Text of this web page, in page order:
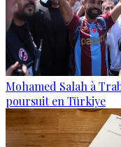
Mohamed Salah à
poursuit en Türkiye